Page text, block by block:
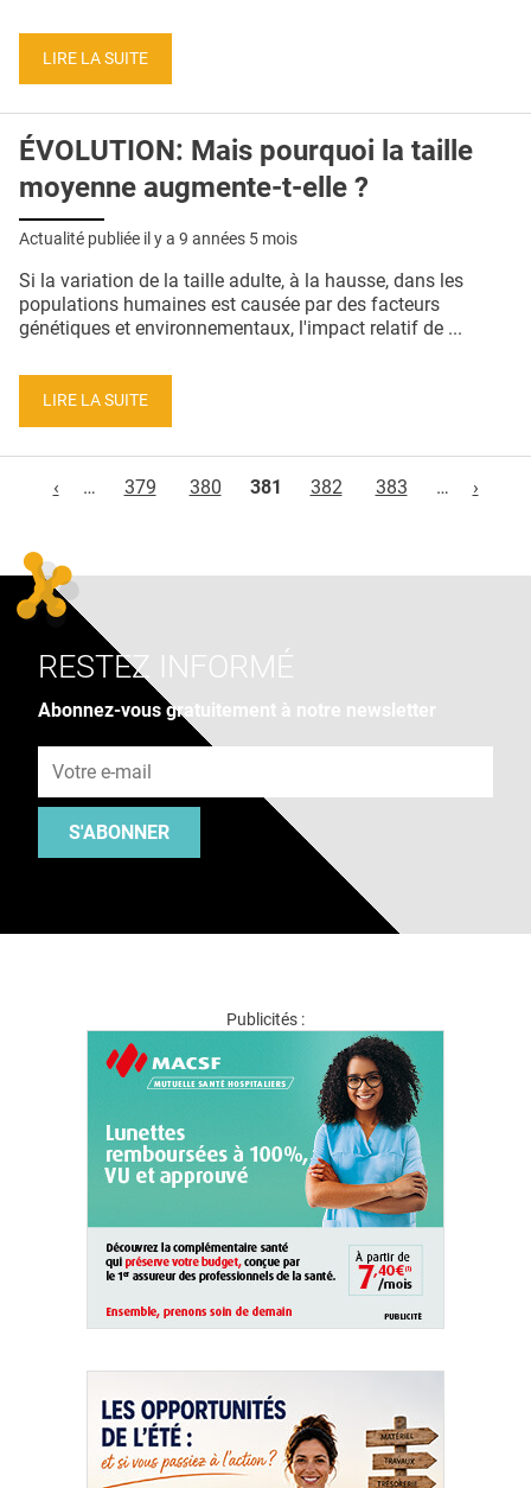
LIRE LA SUITE
ÉVOLUTION: Mais pourquoi la taille
moyenne augmente-t-elle ?
Actualité publiée il y a 9 années 5 mois
Si la variation de la taille adulte, à la hausse, dans les
populations humaines est causée par des facteurs
génétiques et environnementaux, l'impact relatif de ...
LIRE LA SUITE
‹
… 379 380 381 382 383 … ›
RESTEZ INFORMÉ
Abonnez-vous gratuitement à notre newsletter
S'ABONNER
Publicités :